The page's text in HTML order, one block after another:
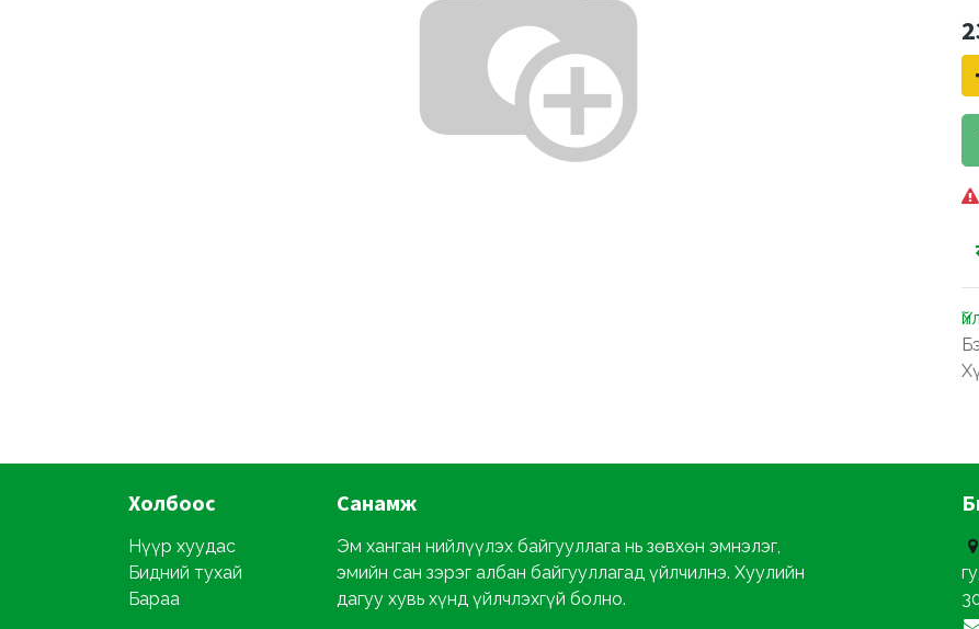
Холбоос
Нүүр хуудас
Бидний тухай
Бараа
Санамж
Эм ханган нийлүүлэх байгууллага нь зөвхөн эмнэлэг,
эмийн сан зэрэг албан байгууллагад үйлчилнэ. Хуулийн
дагуу хувь хүнд үйлчлэхгүй болно.